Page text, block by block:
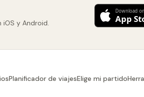
y Android.
Planificador de viajesElige mi partido